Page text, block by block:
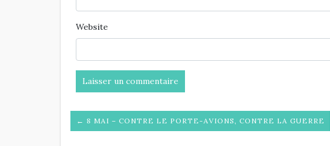
Website
← 8 MAI – CONTRE LE PORTE-AVIONS, CONTRE LA GUERRE